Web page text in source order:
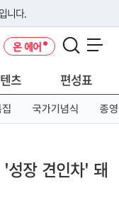
니다.
하고 있다면 아래 URL에
온 에어
츠 편성표
국가기념식 종영
성장 견인차' 돼